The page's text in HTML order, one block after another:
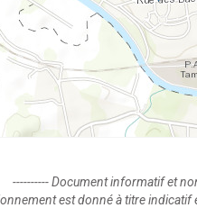
---------- Document informatif et
est donné à titre indicatif